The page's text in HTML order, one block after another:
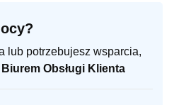
lub potrzebujesz wsparcia,
Biurem Obsługi Klienta